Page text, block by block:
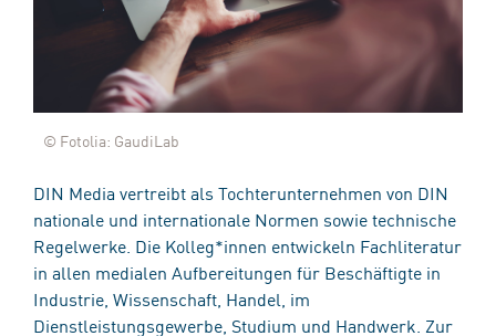
© Fotolia: GaudiLab
DIN Media vertreibt als Tochterunternehmen von DIN
nationale und internationale Normen sowie technische
Regelwerke. Die Kolleg*innen entwickeln Fachliteratur
in allen medialen Aufbereitungen für Beschäftigte in
Industrie, Wissenschaft, Handel, im
Dienstleistungsgewerbe, Studium und Handwerk. Zur